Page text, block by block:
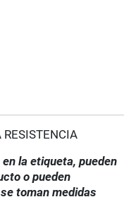
la etiqueta, pueden
o pueden
toman medidas